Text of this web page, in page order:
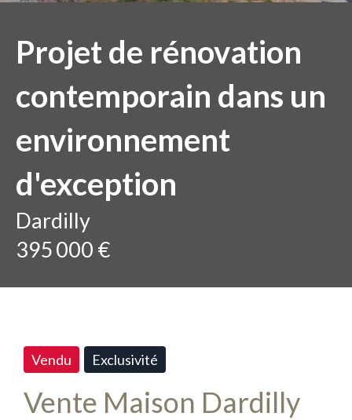
Projet de rénovation
contemporain dans un
environnement
d'exception
Dardilly
395 000 €
Vendu Exclusivité
Vente Maison Dardilly